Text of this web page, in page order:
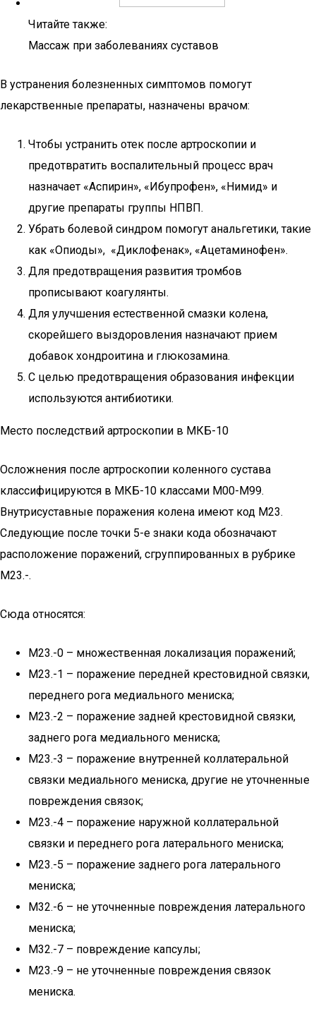
Читайте также:
Массаж при заболеваниях суставов
В устранения болезненных симптомов помогут
лекарственные препараты, назначены врачом:
Чтобы устранить отек после артроскопии и
предотвратить воспалительный процесс врач
назначает «Аспирин», «Ибупрофен», «Нимид» и
другие препараты группы НПВП.
Убрать болевой синдром помогут анальгетики, такие
как «Опиоды», «Диклофенак», «Ацетаминофен».
Для предотвращения развития тромбов
прописывают коагулянты.
Для улучшения естественной смазки колена,
скорейшего выздоровления назначают прием
добавок хондроитина и глюкозамина.
С целью предотвращения образования инфекции
используются антибиотики.
Место последствий артроскопии в МКБ-10
Осложнения после артроскопии коленного сустава
классифицируются в МКБ-10 классами M00-M99.
Внутрисуставные поражения колена имеют код M23.
Следующие после точки 5-е знаки кода обозначают
расположение поражений, сгруппированных в рубрике
M23.-.
Сюда относятся:
М23.-0 – множественная локализация поражений;
М23.-1 – поражение передней крестовидной связки,
переднего рога медиального мениска;
М23.-2 – поражение задней крестовидной связки,
заднего рога медиального мениска;
М23.-3 – поражение внутренней коллатеральной
связки медиального мениска, другие не уточненные
повреждения связок;
М23.-4 – поражение наружной коллатеральной
связки и переднего рога латерального мениска;
М23.-5 – поражение заднего рога латерального
мениска;
М32.-6 – не уточненные повреждения латерального
мениска;
М32.-7 – повреждение капсулы;
М23.-9 – не уточненные повреждения связок
мениска.